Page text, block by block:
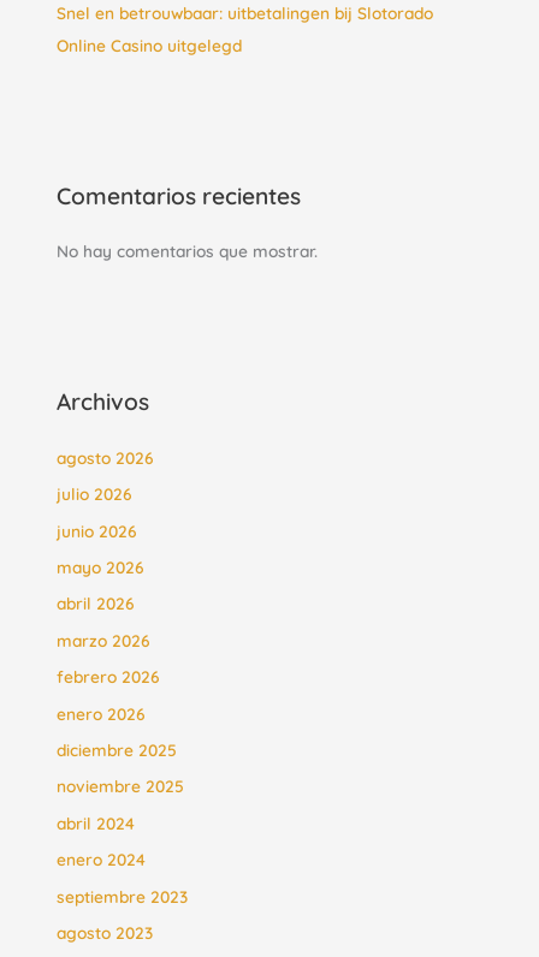
Snel en betrouwbaar: uitbetalingen bij Slotorado
Online Casino uitgelegd
Comentarios recientes
No hay comentarios que mostrar.
Archivos
agosto 2026
julio 2026
junio 2026
mayo 2026
abril 2026
marzo 2026
febrero 2026
enero 2026
diciembre 2025
noviembre 2025
abril 2024
enero 2024
septiembre 2023
agosto 2023